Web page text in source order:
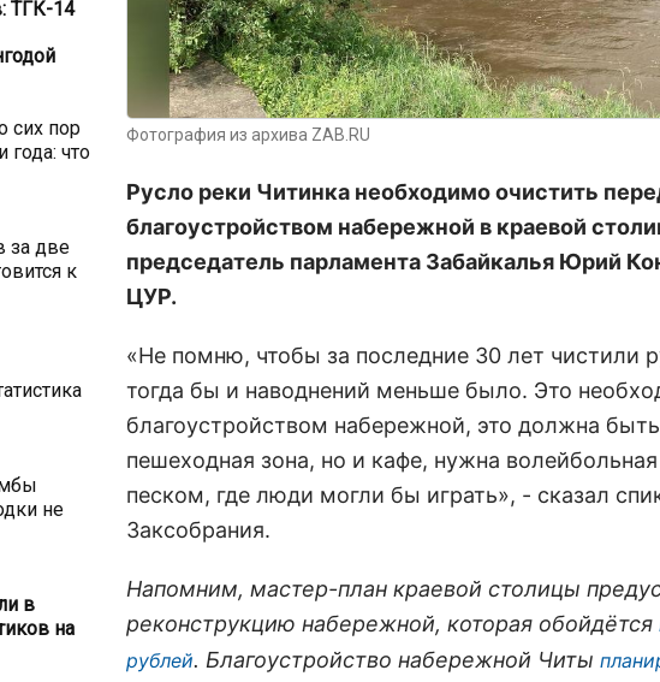
ТГК-14
сих пор
года: что
за две
к
не
в
на
Фотография из архива ZAB.RU
Русло реки Читинка необходимо очистить
благоустройством набережной в краевой
председатель парламента Забайкалья Юрий
ЦУР.
«Не помню, чтобы за последние 30 лет чистили
тогда бы и наводнений меньше было. Это
благоустройством набережной, это должна
пешеходная зона, но и кафе, нужна
песком, где люди могли бы играть», - сказал
Заксобрания.
Напомним, мастер-план краевой столицы
реконструкцию набережной, которая обойдётся
рублей. Благоустройство набережной Читы